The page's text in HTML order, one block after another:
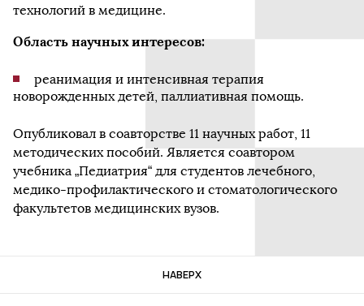
технологий в медицине.
Область научных интересов:
реанимация и интенсивная терапия
новорожденных детей, паллиативная помощь.
Опубликовал в соавторстве 11 научных работ, 11
методических пособий. Является соавтором
учебника „Педиатрия“ для студентов лечебного,
медико-профилактического и стоматологического
факультетов медицинских вузов.
НАВЕРХ